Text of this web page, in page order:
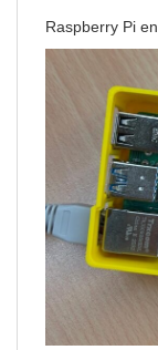
Raspberry Pi